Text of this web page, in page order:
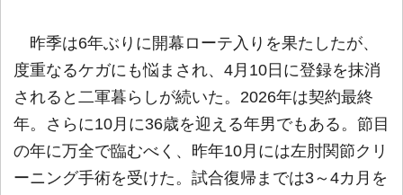
昨季は6年ぶりに開幕ローテ入りを果たしたが、
度重なるケガにも悩まされ、4月10日に登録を抹消
されると二軍暮らしが続いた。2026年は契約最終
年。さらに10月に36歳を迎える年男でもある。節目
の年に万全で臨むべく、昨年10月には左肘関節クリ
ーニング手術を受けた。試合復帰までは3～4カ月を